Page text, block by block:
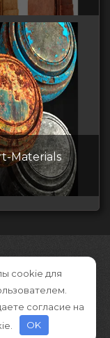
Materials
cookie для
согласие на
OK